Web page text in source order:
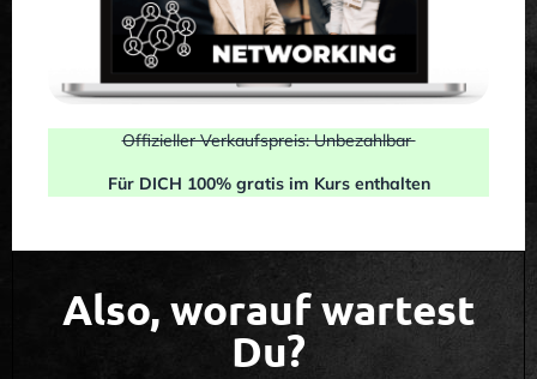
Offizieller Verkaufspreis: Unbezahlbar
Für DICH 100% gratis im Kurs enthalten
Also, worauf wartest
Du?